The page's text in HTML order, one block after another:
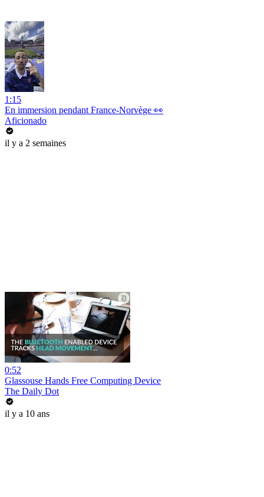
1:15
En immersion pendant France-Norvège 👀
Aficionado
il y a 2 semaines
0:52
Glassouse Hands Free Computing Device
The Daily Dot
il y a 10 ans